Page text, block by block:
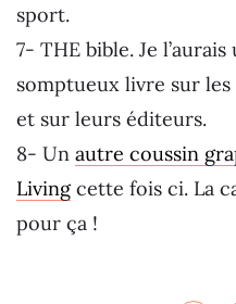
sport.
7- THE bible. Je
somptueux livre sur les
et sur leurs éditeurs.
8- Un autre coussin
Livingcette fois ci. La
pour ça !